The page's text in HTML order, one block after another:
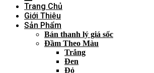
Trang Chủ
Giới Thiệu
Sản Phẩm
Bán thanh lý giá sốc
Đầm Theo Màu
Trắng
Đen
Đỏ